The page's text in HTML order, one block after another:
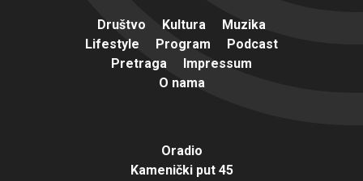
Društvo Kultura
Muzika
Lifestyle
Program
Podcast
Pretraga
Impressum
O nama
Oradio
Kamenički put 45